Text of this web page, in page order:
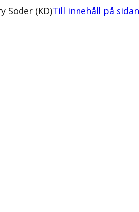
Söder (KD)Till innehåll på sidan